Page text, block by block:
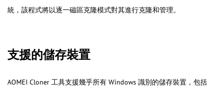
統，該程式將以逐一磁區克隆模式對其進行克隆和管理。
支援的儲存裝置
AOMEI Cloner 工具支援幾乎所有 Windows 識別的儲存裝置，包括